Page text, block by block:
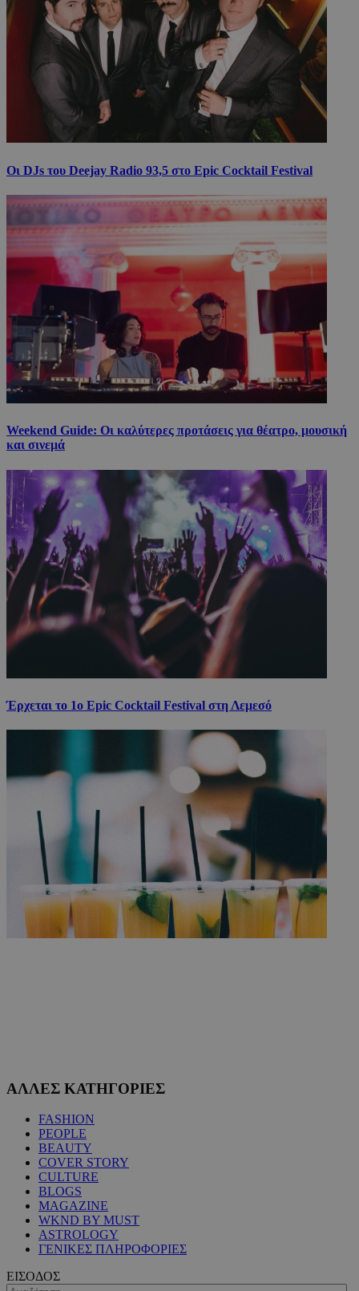
Οι DJs του Deejay Radio 93,5 στο Epic Cocktail Festival
Weekend Guide: Οι καλύτερες προτάσεις για θέατρο, μουσική
και σινεμά
Έρχεται το 1ο Epic Cocktail Festival στη Λεμεσό
ΑΛΛΕΣ ΚΑΤΗΓΟΡΙΕΣ
FASHION
PEOPLE
BEAUTY
COVER STORY
CULTURE
BLOGS
MAGAZINE
WKND BY MUST
ASTROLOGY
ΓΕΝΙΚΕΣ ΠΛΗΡΟΦΟΡΙΕΣ
ΕΙΣΟΔΟΣ